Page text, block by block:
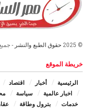
© 2025 حقوق الطبع والنشر -
خريطة الموقع
الرئيسية أخبار اقتصاد
اخبار عالمية
سياسة
خدمات
بترول وطاقة